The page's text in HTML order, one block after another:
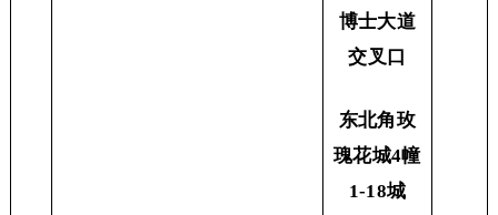
博士大道
交叉口
东北角玫
瑰花城4幢
1-18城